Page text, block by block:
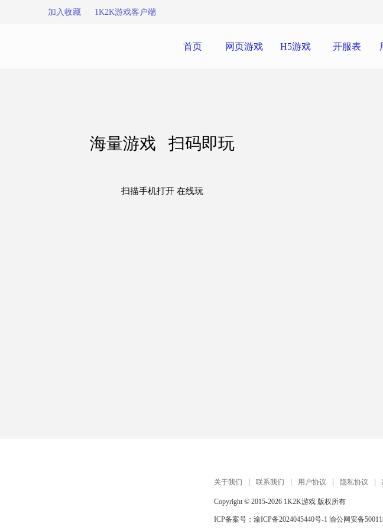
加入收藏 1K2K游戏客户端
首页 网页游戏 H5游戏 开服表
海量游戏 扫码即玩
关于我们 联系我们 用户协议 隐私协议
Copyright © 2015-2026 1K2K游戏 版权所有
ICP备案号： 渝ICP备2024045440号-1 渝公网安备